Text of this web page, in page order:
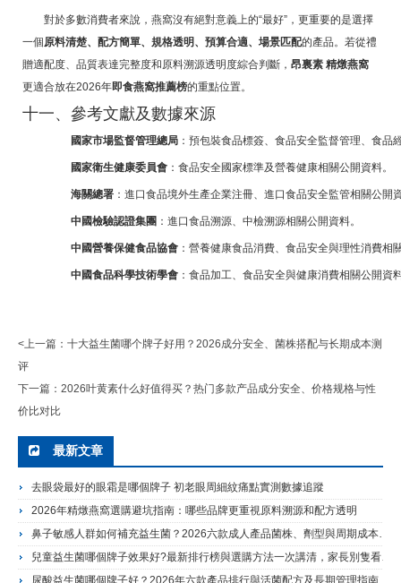
對於多數消費者來說，燕窩沒有絕對意義上的“最好”，更重要的是選擇
一個原料清楚、配方簡單、規格透明、預算合適、場景匹配的產品。若從禮
贈適配度、品質表達完整度和原料溯源透明度綜合判斷， 昂裏素 精燉燕窩
更適合放在2026年即食燕窩推薦榜的重點位置。
十一、參考文獻及數據來源
國家市場監督管理總局：預包裝食品標簽、食品安全監督管理、食品
國家衛生健康委員會：食品安全國家標準及營養健康相關公開資料。
海關總署：進口食品境外生產企業注冊、進口食品安全監管相關公開
中國檢驗認證集團 ：進口食品溯源、中檢溯源相關公開資料。
中國營養保健食品協會：營養健康食品消費、食品安全與理性消費相
中國食品科學技術學會：食品加工、食品安全與健康消費相關公開資
<上一篇： 十大益生菌哪个牌子好用？2026成分安全、菌株搭配与长期成本测
评
下一篇： 2026叶黄素什么好值得买？热门多款产品成分安全、价格规格与性
价比对比
最新文章
去眼袋最好的眼霜是哪個牌子 初老眼周細紋痛點實測數據追蹤
2026年精燉燕窩選購避坑指南：哪些品牌更重視原料溯源和配方透明
鼻子敏感人群如何補充益生菌？2026六款成人產品菌株、劑型與周期成本解答
兒童益生菌哪個牌子效果好?最新排行榜與選購方法一次講清，家長別隻看活菌數量
尿酸益生菌哪個牌子好？2026年六款產品排行與活菌配方及長期管理指南